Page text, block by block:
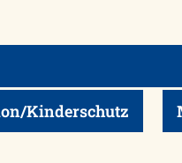
Kinderschutz